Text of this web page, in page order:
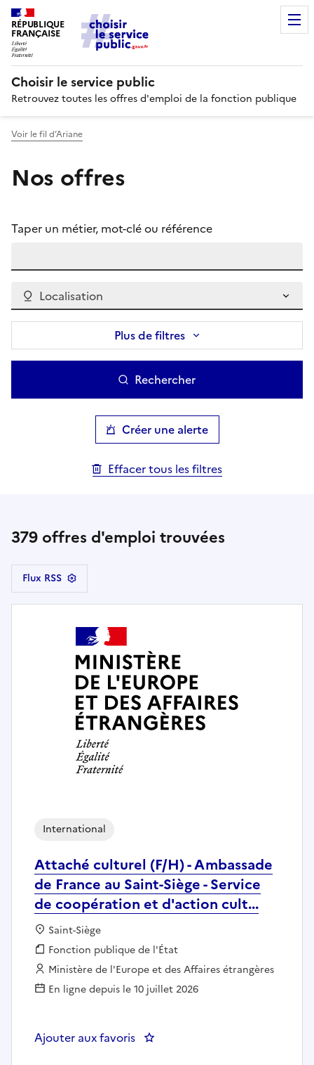
RÉPUBLIQUE
FRANÇAISE
Choisir le service public
Retrouvez toutes les offres d'emploi de la fonction publique
Voir le fil d’Ariane
Nos offres
Taper un métier, mot-clé ou référence
Localisation
Plus de filtres
Rechercher
Créer une alerte
Effacer tous les filtres
379 offres d'emploi trouvées
Flux RSS
Attaché culturel (F/H) - Ambassade
de France au Saint-Siège - Service
de coopération et d'action cult...
International
Localisation :
Saint-Siège
Fonction publique :
Fonction publique de l'État
Employeur :
Ministère de l'Europe et des Affaires étrangères
En ligne depuis le 10 juillet 2026
Ajouter aux favoris : Attaché culturel (F/H) -